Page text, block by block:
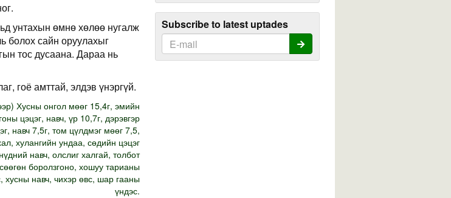
унтахын өмнө хөлөө нугалж
болох сайн оруулахыг
тос дусаана. Дараа нь
гоё амттай, элдэв үнэргүй.
Хусны онгол мөөг 15,4г, эмийн
цэцэг, навч, үр 10,7г, дэрэвгэр
навч 7,5г, том цүлдмэг мөөг 7,5,
хулангийн ундаа, сөдийн цэцэг
навч, олслиг халгай, толбот
боролзгоно, хошуу тарианы
навч, чихэр өвс, шар гааны
үндэс.
Subscribe to latest uptades